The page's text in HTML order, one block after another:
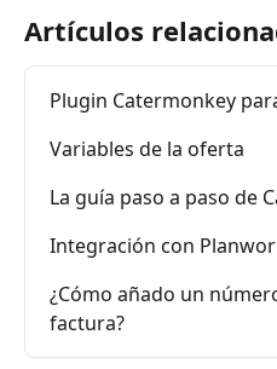
Artículos
Plugin Catermonkey
Variables de la oferta
La guía paso a paso de
Integración con
¿Cómo añado un
factura?